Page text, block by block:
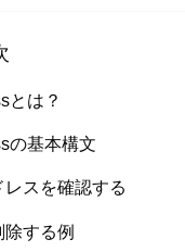
とは？
の基本構文
スを確認する
除する例